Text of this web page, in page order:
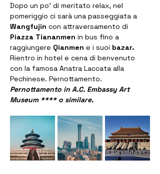
Dopo un po' di meritato relax, nel
pomeriggio ci sarà una passeggiata a
Wangfujin con attraversamento di
Piazza Tiananmen in bus fino a
raggiungere Qianmen e i suoi bazar.
Rientro in hotel e cena di benvenuto
con la famosa Anatra Laccata alla
Pechinese. Pernottamento.
Pernottamento in A.C. Embassy Art
Museum **** o similare.